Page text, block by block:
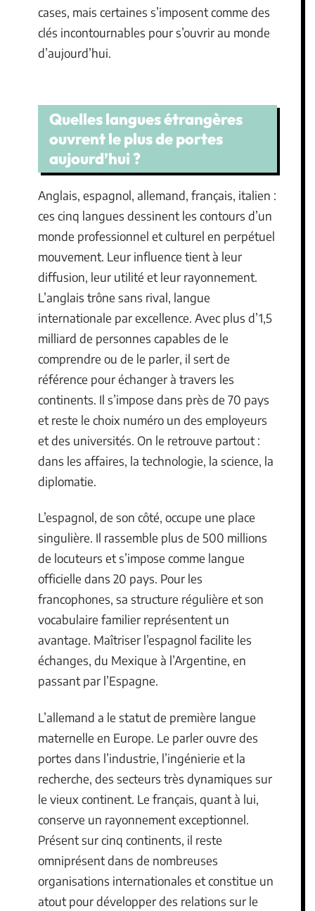
cases, mais certaines s’imposent comme des
clés incontournables pour s’ouvrir au monde
d’aujourd’hui.
Quelles langues étrangères
ouvrent le plus de portes
aujourd’hui ?
Anglais, espagnol, allemand, français, italien :
ces cinq langues dessinent les contours d’un
monde professionnel et culturel en perpétuel
mouvement. Leur influence tient à leur
diffusion, leur utilité et leur rayonnement.
L’anglais trône sans rival, langue
internationale par excellence. Avec plus d’1,5
milliard de personnes capables de le
comprendre ou de le parler, il sert de
référence pour échanger à travers les
continents. Il s’impose dans près de 70 pays
et reste le choix numéro un des employeurs
et des universités. On le retrouve partout :
dans les affaires, la technologie, la science, la
diplomatie.
L’espagnol, de son côté, occupe une place
singulière. Il rassemble plus de 500 millions
de locuteurs et s’impose comme langue
officielle dans 20 pays. Pour les
francophones, sa structure régulière et son
vocabulaire familier représentent un
avantage. Maîtriser l’espagnol facilite les
échanges, du Mexique à l’Argentine, en
passant par l’Espagne.
L’allemand a le statut de première langue
maternelle en Europe. Le parler ouvre des
portes dans l’industrie, l’ingénierie et la
recherche, des secteurs très dynamiques sur
le vieux continent. Le français, quant à lui,
conserve un rayonnement exceptionnel.
Présent sur cinq continents, il reste
omniprésent dans de nombreuses
organisations internationales et constitue un
atout pour développer des relations sur le